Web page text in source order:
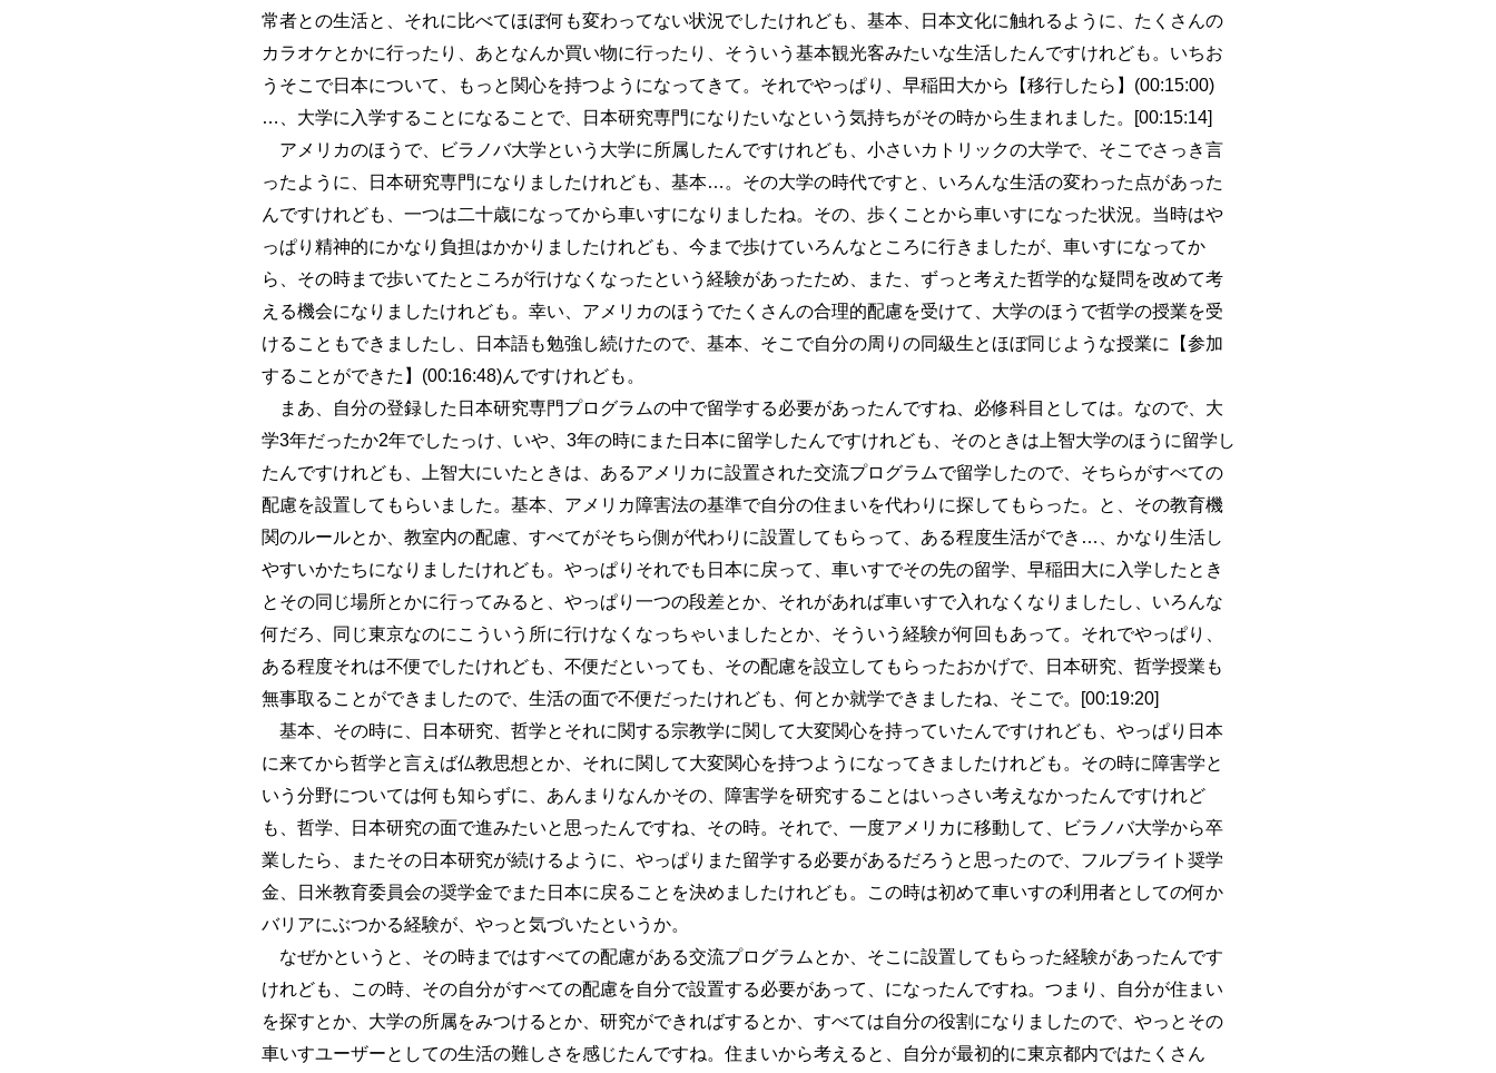
常者との生活と、それに比べてほぼ何も変わってない状況でしたけれども、基本、日本文化に触れるように、たくさんの
カラオケとかに行ったり、あとなんか買い物に行ったり、そういう基本観光客みたいな生活したんですけれども。いちお
うそこで日本について、もっと関心を持つようになってきて。それでやっぱり、早稲田大から【移行したら】(00:15:00)
…、大学に入学することになることで、日本研究専門になりたいなという気持ちがその時から生まれました。[00:15:14]
アメリカのほうで、ビラノバ大学という大学に所属したんですけれども、小さいカトリックの大学で、そこでさっき言
ったように、日本研究専門になりましたけれども、基本…。その大学の時代ですと、いろんな生活の変わった点があった
んですけれども、一つは二十歳になってから車いすになりましたね。その、歩くことから車いすになった状況。当時はや
っぱり精神的にかなり負担はかかりましたけれども、今まで歩けていろんなところに行きましたが、車いすになってか
ら、その時まで歩いてたところが行けなくなったという経験があったため、また、ずっと考えた哲学的な疑問を改めて考
える機会になりましたけれども。幸い、アメリカのほうでたくさんの合理的配慮を受けて、大学のほうで哲学の授業を受
けることもできましたし、日本語も勉強し続けたので、基本、そこで自分の周りの同級生とほぼ同じような授業に【参加
することができた】(00:16:48)んですけれども。
まあ、自分の登録した日本研究専門プログラムの中で留学する必要があったんですね、必修科目としては。なので、大
学3年だったか2年でしたっけ、いや、3年の時にまた日本に留学したんですけれども、そのときは上智大学のほうに留学し
たんですけれども、上智大にいたときは、あるアメリカに設置された交流プログラムで留学したので、そちらがすべての
配慮を設置してもらいました。基本、アメリカ障害法の基準で自分の住まいを代わりに探してもらった。と、その教育機
関のルールとか、教室内の配慮、すべてがそちら側が代わりに設置してもらって、ある程度生活ができ…、かなり生活し
やすいかたちになりましたけれども。やっぱりそれでも日本に戻って、車いすでその先の留学、早稲田大に入学したとき
とその同じ場所とかに行ってみると、やっぱり一つの段差とか、それがあれば車いすで入れなくなりましたし、いろんな
何だろ、同じ東京なのにこういう所に行けなくなっちゃいましたとか、そういう経験が何回もあって。それでやっぱり、
ある程度それは不便でしたけれども、不便だといっても、その配慮を設立してもらったおかげで、日本研究、哲学授業も
無事取ることができましたので、生活の面で不便だったけれども、何とか就学できましたね、そこで。[00:19:20]
基本、その時に、日本研究、哲学とそれに関する宗教学に関して大変関心を持っていたんですけれども、やっぱり日本
に来てから哲学と言えば仏教思想とか、それに関して大変関心を持つようになってきましたけれども。その時に障害学と
いう分野については何も知らずに、あんまりなんかその、障害学を研究することはいっさい考えなかったんですけれど
も、哲学、日本研究の面で進みたいと思ったんですね、その時。それで、一度アメリカに移動して、ビラノバ大学から卒
業したら、またその日本研究が続けるように、やっぱりまた留学する必要があるだろうと思ったので、フルブライト奨学
金、日米教育委員会の奨学金でまた日本に戻ることを決めましたけれども。この時は初めて車いすの利用者としての何か
バリアにぶつかる経験が、やっと気づいたというか。
なぜかというと、その時まではすべての配慮がある交流プログラムとか、そこに設置してもらった経験があったんです
けれども、この時、その自分がすべての配慮を自分で設置する必要があって、になったんですね。つまり、自分が住まい
を探すとか、大学の所属をみつけるとか、研究ができればするとか、すべては自分の役割になりましたので、やっとその
車いすユーザーとしての生活の難しさを感じたんですね。住まいから考えると、自分が最初的に東京都内ではたくさん